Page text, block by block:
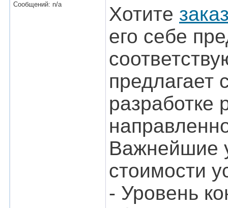
Сообщений: n/a
Хотите
его себе
предлагает
разработке
Важнейшие
стоимости
- Уровень